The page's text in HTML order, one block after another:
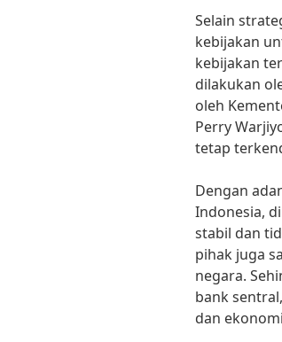
Selain
kebijakan
kebijakan
dilakukan
oleh
Perry
tetap
Dengan
Indonesia,
stabil dan
pihak juga
negara.
bank
dan